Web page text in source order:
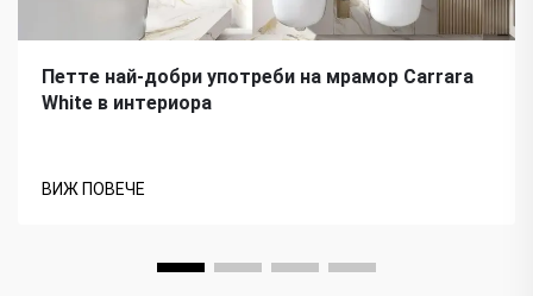
Петте най-добри употреби на мрамор Carrara
White в интериора
ВИЖ ПОВЕЧЕ